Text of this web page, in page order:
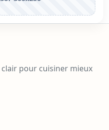
pour cuisiner mieux